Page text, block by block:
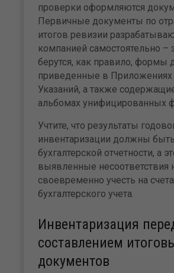
проверки оформляются
Первичные документы по
итогов ревизии
компанией самостоятельно –
берутся, как правило, формы
приведенные в Приложениях
Указаний, а также
альбомах унифицированных
Учтите, что результаты
инвентаризации должны
бухгалтерской отчетности, а
выявленные несоответствия
своевременно учесть на
бухгалтерского учета.
Инвентаризация
составлением
документов